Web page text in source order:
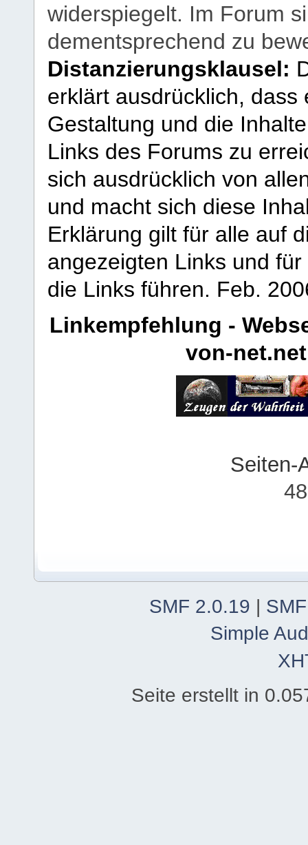
widerspiegelt. Im Forum
dementsprechend zu
Distanzierungsklausel:
erklärt ausdrücklich,
Gestaltung und die
Links des Forums zu
sich ausdrücklich von
und macht sich diese
Erklärung gilt für alle auf
angezeigten Links und
die Links führen. Feb.
Linkempfehlung -
von-net.net
Seiten-
SMF 2.0.19 |
Simple
Seite erstellt in